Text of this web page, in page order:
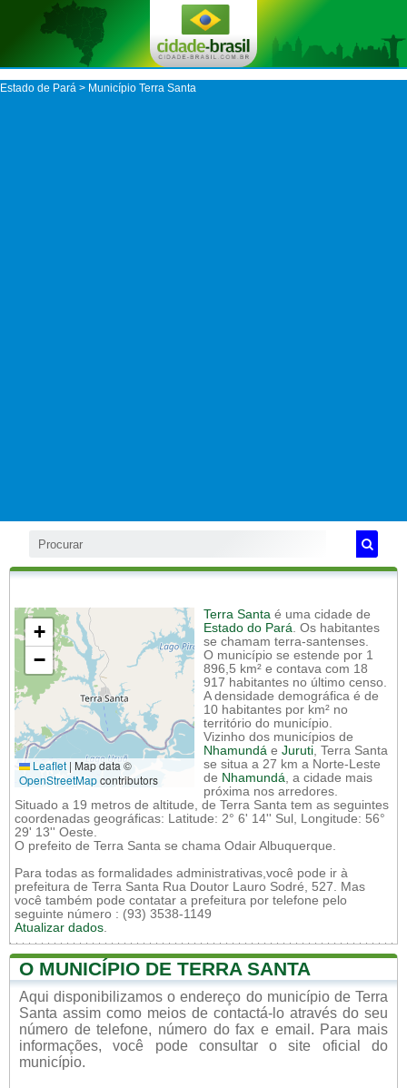
Estado de Pará > Município Terra Santa
+
−
Leaflet | Map data ©
OpenStreetMapcontributors
Terra Santa é uma cidade de
Estado do Pará. Os habitantes
se chamam terra-santenses.
O município se estende por 1
896,5 km² e contava com 18
917 habitantes no último censo.
A densidade demográfica é de
10 habitantes por km² no
território do município.
Vizinho dos municípios de
Nhamundá e Juruti, Terra Santa
se situa a 27 km a Norte-Leste
de Nhamundá, a cidade mais
próxima nos arredores.
Situado a 19 metros de altitude, de Terra Santa tem as seguintes
coordenadas geográficas: Latitude: 2° 6' 14'' Sul, Longitude: 56°
29' 13'' Oeste.
O prefeito de Terra Santa se chama Odair Albuquerque.
Para todas as formalidades administrativas,você pode ir à
prefeitura de Terra Santa Rua Doutor Lauro Sodré, 527. Mas
você também pode contatar a prefeitura por telefone pelo
seguinte número : (93) 3538-1149
Atualizar dados.
O MUNICÍPIO DE TERRA SANTA
Aqui disponibilizamos o endereço do município de Terra
Santa assim como meios de contactá-lo através do seu
número de telefone, número do fax e email. Para mais
informações, você pode consultar o site oficial do
município.